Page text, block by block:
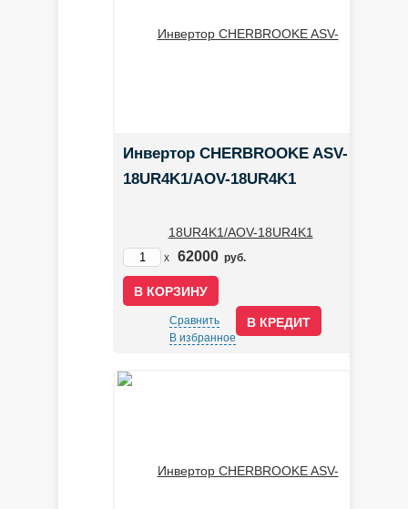
Инвертор CHERBROOKE ASV-
18UR4K1/AOV-18UR4K1
x 62000 руб.
В КРЕДИТ
Сравнить
В избранное